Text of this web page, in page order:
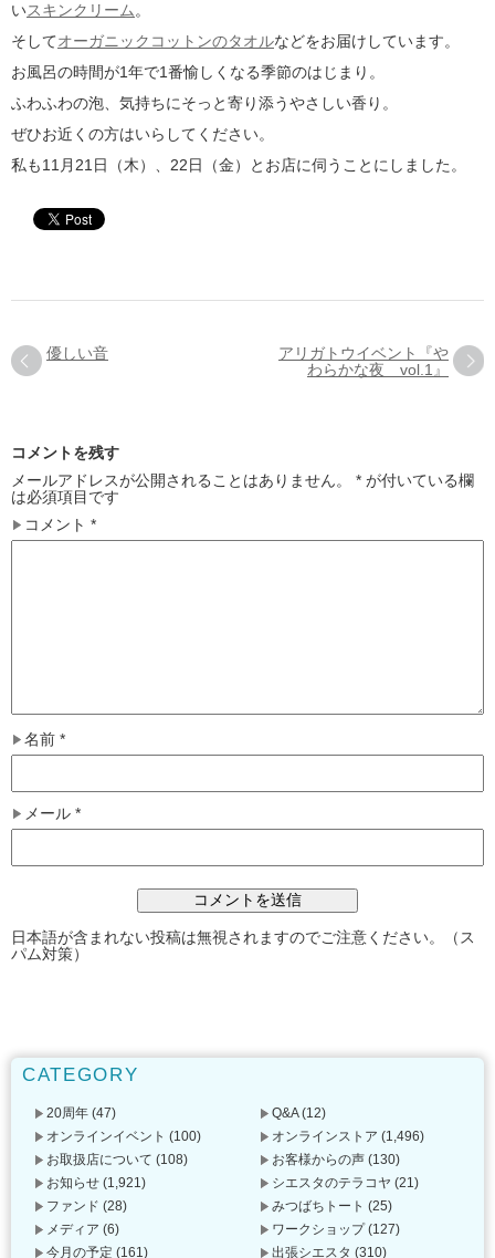
いスキンクリーム 。
そしてオーガニックコットンのタオルなどをお届けしています。
お風呂の時間が1年で1番愉しくなる季節のはじまり。
ふわふわの泡、気持ちにそっと寄り添うやさしい香り。
ぜひお近くの方はいらしてください。
私も11月21日（木）、22日（金）とお店に伺うことにしました。
優しい音
アリガトウイベント『や
わらかな夜 vol.1』
コメントを残す
メールアドレスが公開されることはありません。
* が付いている欄
は必須項目です
コメント *
名前 *
メール *
日本語が含まれない投稿は無視されますのでご注意ください。（ス
パム対策）
CATEGORY
20周年 (47) Q&A(12)
オンラインイベント (100) オンラインストア (1,496)
お取扱店について (108) お客様からの声 (130)
お知らせ (1,921) シエスタのテラコヤ (21)
ファンド (28) みつばちトート (25)
メディア (6) ワークショップ(127)
今月の予定 (161) 出張シエスタ (310)